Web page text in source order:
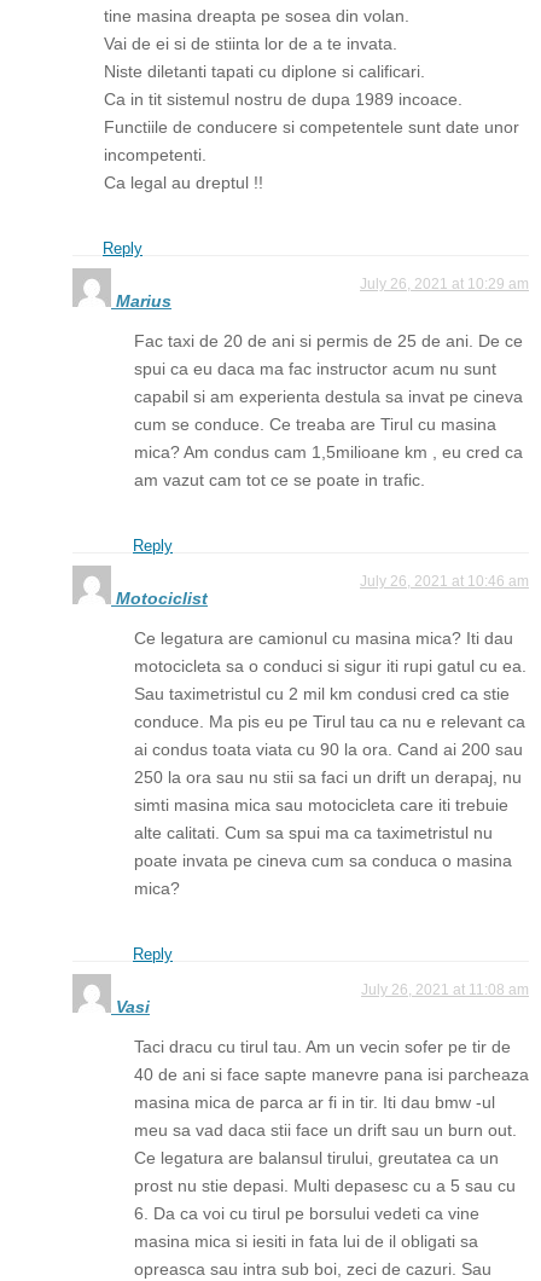
tine masina dreapta pe sosea din volan.
Vai de ei si de stiinta lor de a te invata.
Niste diletanti tapati cu diplone si calificari.
Ca in tit sistemul nostru de dupa 1989 incoace.
Functiile de conducere si competentele sunt date unor
incompetenti.
Ca legal au dreptul !!
Reply
Marius
July 26, 2021 at 10:29 am
Fac taxi de 20 de ani si permis de 25 de ani. De ce
spui ca eu daca ma fac instructor acum nu sunt
capabil si am experienta destula sa invat pe cineva
cum se conduce. Ce treaba are Tirul cu masina
mica? Am condus cam 1,5milioane km , eu cred ca
am vazut cam tot ce se poate in trafic.
Reply
Motociclist
July 26, 2021 at 10:46 am
Ce legatura are camionul cu masina mica? Iti dau
motocicleta sa o conduci si sigur iti rupi gatul cu ea.
Sau taximetristul cu 2 mil km condusi cred ca stie
conduce. Ma pis eu pe Tirul tau ca nu e relevant ca
ai condus toata viata cu 90 la ora. Cand ai 200 sau
250 la ora sau nu stii sa faci un drift un derapaj, nu
simti masina mica sau motocicleta care iti trebuie
alte calitati. Cum sa spui ma ca taximetristul nu
poate invata pe cineva cum sa conduca o masina
mica?
Reply
Vasi
July 26, 2021 at 11:08 am
Taci dracu cu tirul tau. Am un vecin sofer pe tir de
40 de ani si face sapte manevre pana isi parcheaza
masina mica de parca ar fi in tir. Iti dau bmw -ul
meu sa vad daca stii face un drift sau un burn out.
Ce legatura are balansul tirului, greutatea ca un
prost nu stie depasi. Multi depasesc cu a 5 sau cu
6. Da ca voi cu tirul pe borsului vedeti ca vine
masina mica si iesiti in fata lui de il obligati sa
opreasca sau intra sub boi, zeci de cazuri. Sau